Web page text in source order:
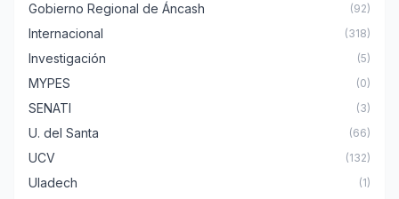
Gobierno Regional de Áncash (92)
Internacional (318)
Investigación (5)
MYPES (0)
SENATI (3)
U. del Santa (66)
UCV (132)
Uladech (1)